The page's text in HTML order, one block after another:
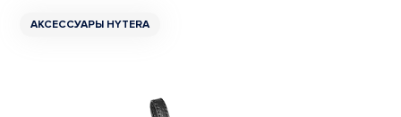
АКСЕССУАРЫ HYTERA